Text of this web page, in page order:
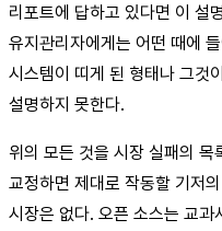
리포트에 답하고 있다면 이 설
유지관리자에게는 어떤 때에
시스템이 띠게 된 형태나 그것
설명하지 못한다.
위의 모든 것을 시장 실패의
교정하면 제대로 작동할 기저
시장은 없다. 오픈 소스는 교